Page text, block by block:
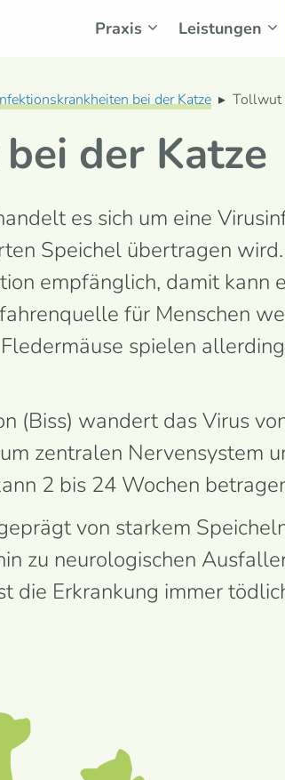
Praxis Leistungen
bei der Katze▸ Tollwut
der Katze
es sich um eine
Speichel über­tragen
emp­fänglich, damit
für Menschen
spielen
(Biss) wandert das Virus
zentralen Nervensystem
2 bis 24 Wochen
von starkem
zu neuro­logischen
die Erkrankung immer